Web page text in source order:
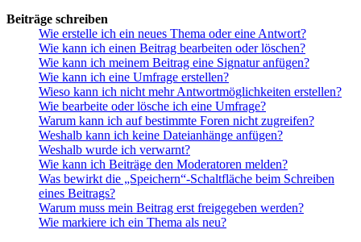
Beiträge schreiben
Wie erstelle ich ein neues Thema oder eine Antwort?
Wie kann ich einen Beitrag bearbeiten oder löschen?
Wie kann ich meinem Beitrag eine Signatur anfügen?
Wie kann ich eine Umfrage erstellen?
Wieso kann ich nicht mehr Antwortmöglichkeiten erstellen?
Wie bearbeite oder lösche ich eine Umfrage?
Warum kann ich auf bestimmte Foren nicht zugreifen?
Weshalb kann ich keine Dateianhänge anfügen?
Weshalb wurde ich verwarnt?
Wie kann ich Beiträge den Moderatoren melden?
Was bewirkt die „Speichern“-Schaltfläche beim Schreiben
eines Beitrags?
Warum muss mein Beitrag erst freigegeben werden?
Wie markiere ich ein Thema als neu?